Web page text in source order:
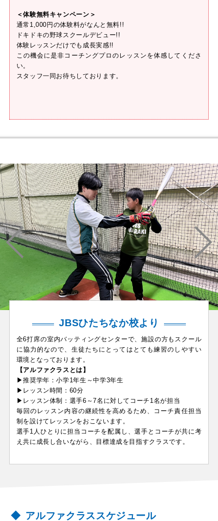
＜体験無料キャンペーン＞
通常1,000円の体験料がなんと無料!!
ドキドキの野球スクールデビュー!!
体験レッスンだけでも成長実感!!
この機会に是非コーチングプロのレッスンを体感してくださ
い。
スタッフ一同お待ちしております。
JBSひたちなか校より
全6打席の室内バッティングセンターで、施設の方もスクール
に協力的なので、生徒たちにとってはとても練習のしやすい
環境となっております。
【アルファクラスとは】
▶推奨学年：小学1年生～中学3年生
▶レッスン時間：60分
▶レッスン体制：選手6～7名に対してコーチ1名が担当
毎回のレッスン内容の継続性を高めるため、コーチ責任担当
制を設けてレッスンをおこないます。
選手1人ひとりに担当コーチを配属し、選手とコーチが共に考
え共に成長し合いながら、目標達成を目指すクラスです。
アルファクラススケジュール